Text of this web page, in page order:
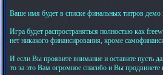
Ваше имя будет в списке финальных титров демо
Игра будет распространяться полностью как
нет никакого финансирования, кроме
И если Вы проявите внимание и оставите пусть
то за это Вам огромное спасибо и Вы